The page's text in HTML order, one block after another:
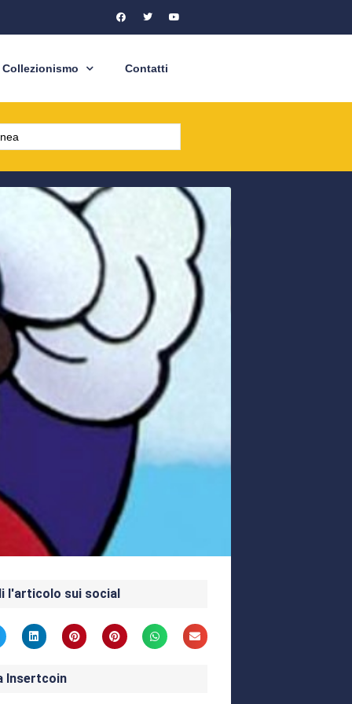
Collezionismo Contatti
l'articolo sui social
Insertcoin